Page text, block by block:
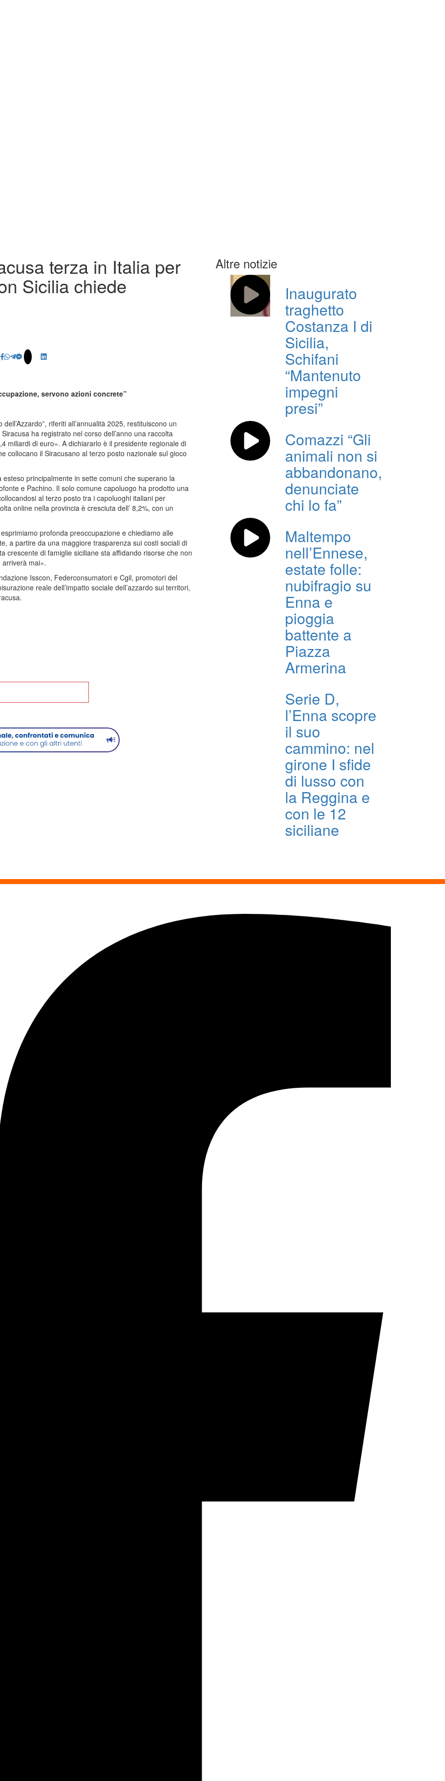
terza in Italia per
Sicilia chiede
servono azioni concrete”
riferiti all’annualità 2025, restituiscono un
ha registrato nel corso dell’anno una raccolta
miliardi di euro». A dichiararlo è il presidente regionale di
collocano il Siracusano al terzo posto nazionale sul gioco
principalmente in sette comuni che superano la
e Pachino. Il solo comune capoluogo ha prodotto una
al terzo posto tra i capoluoghi italiani per
online nella provincia è cresciuta dell’ 8,2%, con un
profonda preoccupazione e chiediamo alle
a partire da una maggiore trasparenza sui costi sociali di
crescente di famiglie siciliane sta affidando risorse che non
mai».
Isscon, Federconsumatori e Cgil, promotori del
reale dell’impatto sociale dell’azzardo sui territori,
Altre notizie
Inaugurato
traghetto
Costanza I di
Sicilia,
Schifani
“Mantenuto
impegni
presi”
Comazzi “Gli
animali non si
abbandonano,
denunciate
chi lo fa”
Maltempo
nell’Ennese,
estate folle:
nubifragio su
Enna e
pioggia
battente a
Piazza
Armerina
Serie D,
l’Enna scopre
il suo
cammino: nel
girone I sfide
di lusso con
la Reggina e
con le 12
siciliane